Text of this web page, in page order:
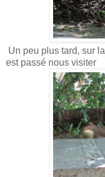
Un peu plus tard, sur
est passé nous visiter